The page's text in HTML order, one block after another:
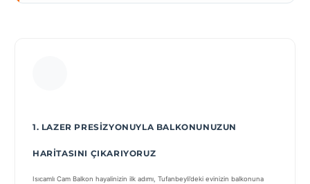
1. LAZER PRESIZYONUYLA BALKONUNUZUN
HARITASINI ÇIKARIYORUZ
Isıcamlı Cam Balkon hayalinizin ilk adımı, Tufanbeyli’deki evinizin balkonuna